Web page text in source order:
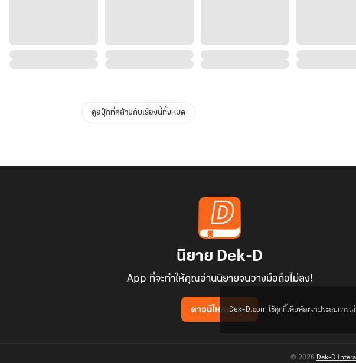
ดูอีบุ๊กที่คล้ายกับเรื่องนี้ทั้งหมด
นิยาย Dek-D
App ที่จะทำให้คุณอ่านนิยายจนวางมือถือไม่ลง!
ดาวน์โหลดแอป
© 2026 Dek-D
Dek-D.com ใช้คุกกี้เพื่อพัฒนาประสบการณ์